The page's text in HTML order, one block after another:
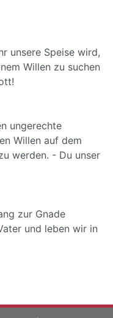
unsere Speise wird,
Willen zu suchen
ungerechte
Willen auf dem
werden. - Du unser
zur Gnade
und leben wir in